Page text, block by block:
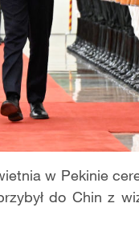
w Pekinie
do Chin z